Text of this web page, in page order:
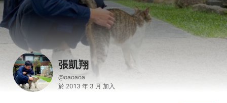
張凱翔
@oaoaoa
於 2013 年 3 月 加入